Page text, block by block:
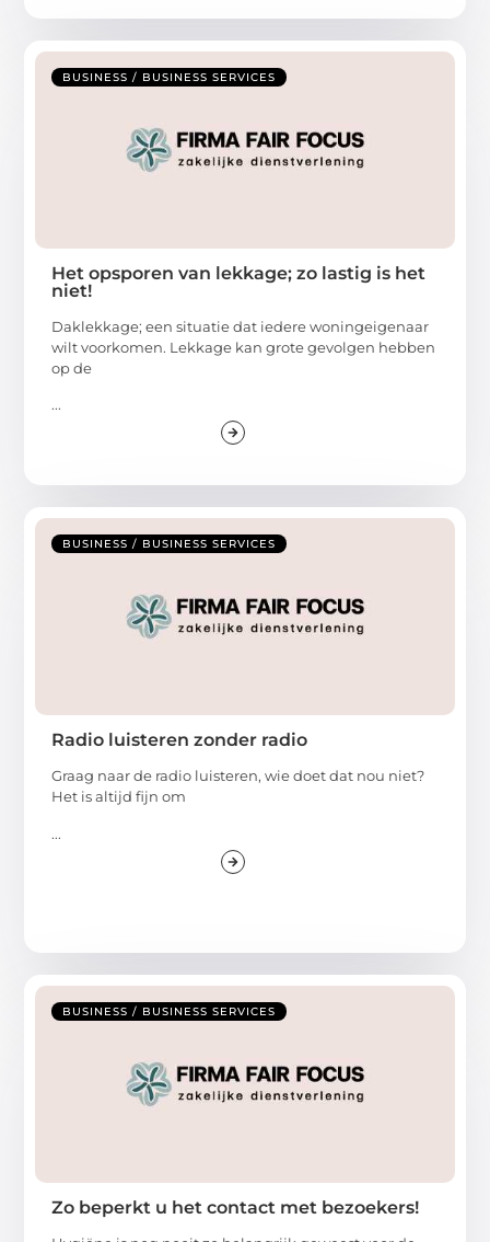
BUSINESS / BUSINESS SERVICES
Het opsporen van lekkage; zo lastig is het
niet!
Daklekkage; een situatie dat iedere woningeigenaar
wilt voorkomen. Lekkage kan grote gevolgen hebben
op de
...
BUSINESS / BUSINESS SERVICES
Radio luisteren zonder radio
Graag naar de radio luisteren, wie doet dat nou niet?
Het is altijd fijn om
...
BUSINESS / BUSINESS SERVICES
Zo beperkt u het contact met bezoekers!